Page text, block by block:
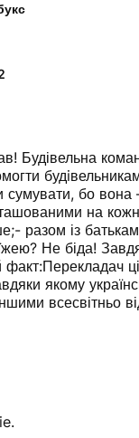
Будівельна
бо
на
разом із
Не біда!
факт:Перекладач
якому
всесвітньо